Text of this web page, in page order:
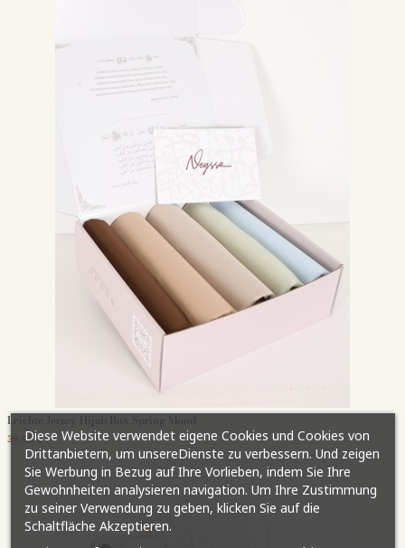
Leichte Jersey Hijab Box Spring Mood
39,95 €Diese Website verwendet eigene Cookies und Cookies von
Drittanbietern, um unsereDienste zu verbessern. Und zeigen
Sie Werbung in Bezug auf Ihre Vorlieben, indem Sie Ihre
Gewohnheiten analysieren navigation. Um Ihre Zustimmung
zu seiner Verwendung zu geben, klicken Sie auf die
Schaltfläche Akzeptieren.